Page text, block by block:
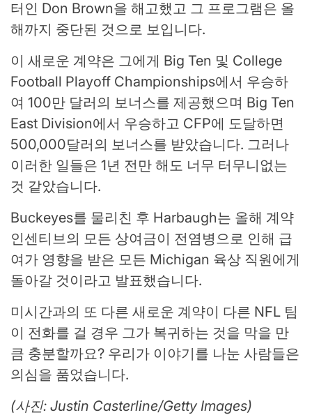
터인 Don Brown을 해고했고 그 프로그램은 올
해까지 중단된 것으로 보입니다.
이 새로운 계약은 그에게 Big Ten 및 College
Football Playoff Championships에서 우승하
여 100만 달러의 보너스를 제공했으며 Big Ten
East Division에서 우승하고 CFP에 도달하면
500,000달러의 보너스를 받았습니다. 그러나
이러한 일들은 1년 전만 해도 너무 터무니없는
것 같았습니다.
Buckeyes를 물리친 후 Harbaugh는 올해 계약
인센티브의 모든 상여금이 전염병으로 인해 급
여가 영향을 받은 모든 Michigan 육상 직원에게
돌아갈 것이라고 발표했습니다.
미시간과의 또 다른 새로운 계약이 다른 NFL 팀
이 전화를 걸 경우 그가 복귀하는 것을 막을 만
큼 충분할까요? 우리가 이야기를 나눈 사람들은
의심을 품었습니다.
(사진: Justin Casterline/Getty Images)